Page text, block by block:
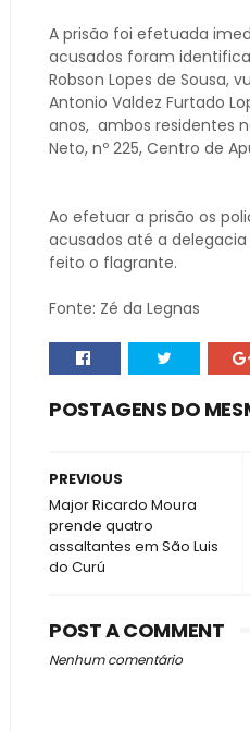
A prisão foi efetuada
acusados foram
Robson Lopes de Sousa,
Antonio Valdez Furtado
anos, ambos residentes
Neto, nº 225, Centro de
Ao efetuar a prisão os
acusados até a
feito o flagrante.
Fonte: Zé da Legnas
POSTAGENS DO
PREVIOUS
Major Ricardo Moura
prende quatro
assaltantes em São Luis
do Curú
POST A COMMENT
Nenhum comentário